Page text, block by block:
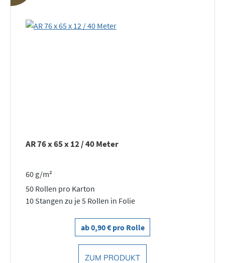
AR 76 x 65 x 12 / 40 Meter
60 g/m²
50 Rollen pro Karton
10 Stangen zu je 5 Rollen in Folie
ab 0,90 € pro Rolle
ZUM PRODUKT